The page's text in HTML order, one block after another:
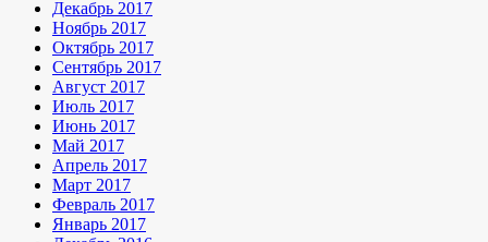
Декабрь 2017
Ноябрь 2017
Октябрь 2017
Сентябрь 2017
Август 2017
Июль 2017
Июнь 2017
Май 2017
Апрель 2017
Март 2017
Февраль 2017
Январь 2017